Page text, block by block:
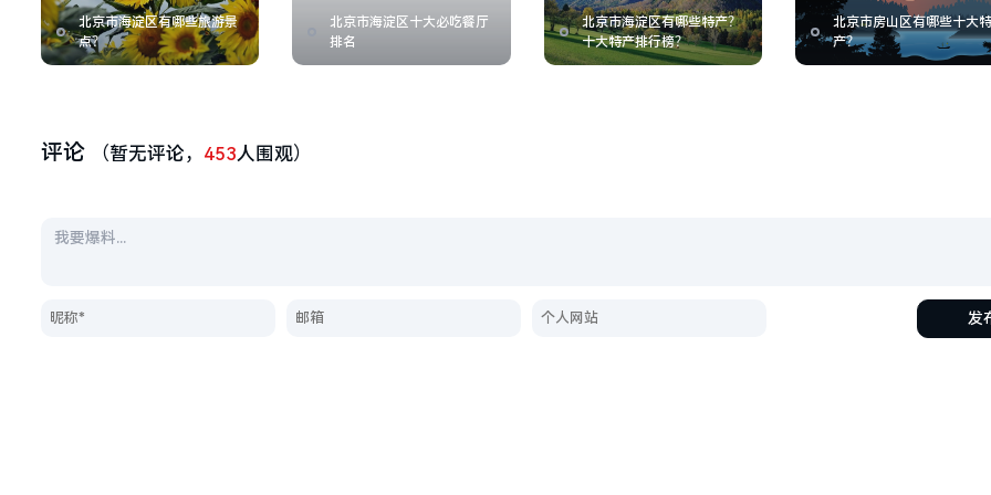
北京市海淀区有哪些旅游景
点？
北京市海淀区十大必吃餐厅
排名
北京市海淀区有哪些特产？
十大特产排行榜？
北京市房山区有哪些十大特
产？
评论 （暂无评论， 453人围观）
发